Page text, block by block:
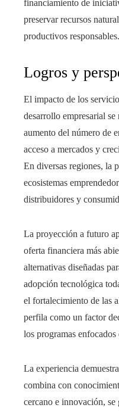
financiamiento de
preservar recursos
productivos responsables.
Logros y
El impacto de los
desarrollo empresarial
aumento del número de
acceso a mercados y
En diversas regiones, la
ecosistemas
distribuidores y
La proyección a futuro
oferta financiera más
alternativas diseñadas
adopción tecnológica
el fortalecimiento de las
perfila como un factor
los programas
La experiencia
combina con
cercano e innovación, se